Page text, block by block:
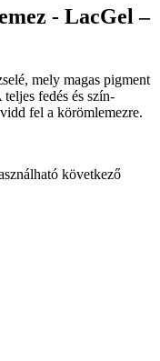
- LacGel –
mely magas pigment
fedés és szín-
fel a körömlemezre.
következő